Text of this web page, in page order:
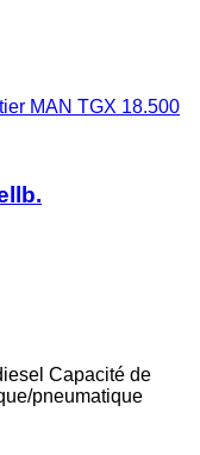
MAN TGX 18.500
Capacité de
pneumatique